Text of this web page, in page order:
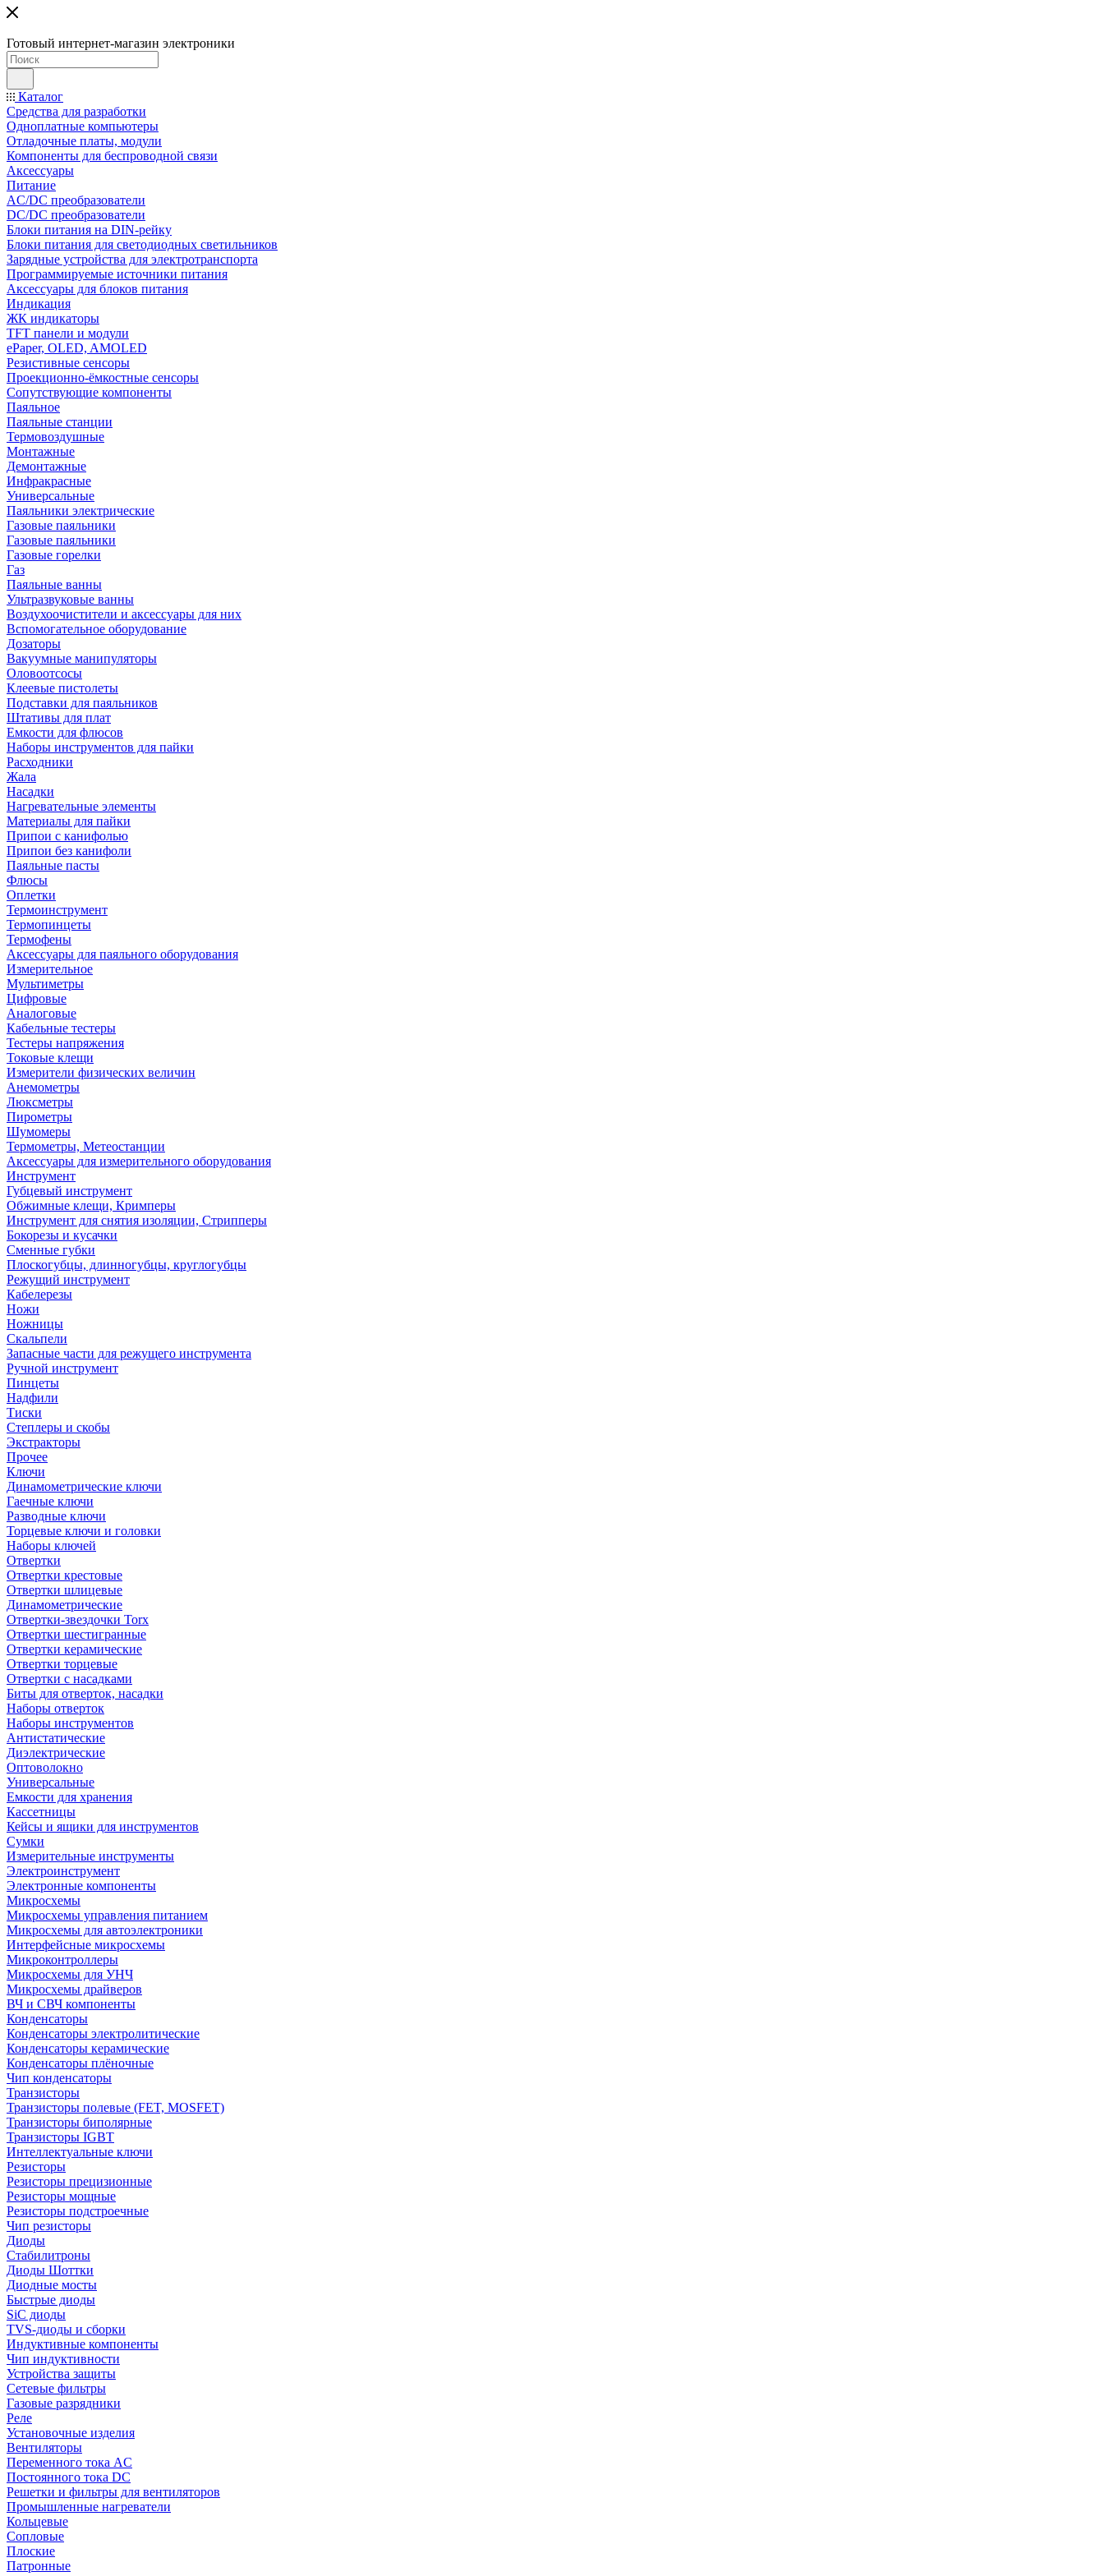
Готовый интернет-магазин электроники
Каталог
Средства для разработки
Одноплатные компьютеры
Отладочные платы, модули
Компоненты для беспроводной связи
Аксессуары
Питание
AC/DC преобразователи
DC/DC преобразователи
Блоки питания на DIN-рейку
Блоки питания для светодиодных светильников
Зарядные устройства для электротранспорта
Программируемые источники питания
Аксессуары для блоков питания
Индикация
ЖК индикаторы
TFT панели и модули
ePaper, OLED, AMOLED
Резистивные сенсоры
Проекционно-ёмкостные сенсоры
Сопутствующие компоненты
Паяльное
Паяльные станции
Термовоздушные
Монтажные
Демонтажные
Инфракрасные
Универсальные
Паяльники электрические
Газовые паяльники
Газовые паяльники
Газовые горелки
Газ
Паяльные ванны
Ультразвуковые ванны
Воздухоочистители и аксессуары для них
Вспомогательное оборудование
Дозаторы
Вакуумные манипуляторы
Оловоотсосы
Клеевые пистолеты
Подставки для паяльников
Штативы для плат
Емкости для флюсов
Наборы инструментов для пайки
Расходники
Жала
Насадки
Нагревательные элементы
Материалы для пайки
Припои с канифолью
Припои без канифоли
Паяльные пасты
Флюсы
Оплетки
Термоинструмент
Термопинцеты
Термофены
Аксессуары для паяльного оборудования
Измерительное
Мультиметры
Цифровые
Аналоговые
Кабельные тестеры
Тестеры напряжения
Токовые клещи
Измерители физических величин
Анемометры
Люксметры
Пирометры
Шумомеры
Термометры, Метеостанции
Аксессуары для измерительного оборудования
Инструмент
Губцевый инструмент
Обжимные клещи, Кримперы
Инструмент для снятия изоляции, Стрипперы
Бокорезы и кусачки
Сменные губки
Плоскогубцы, длинногубцы, круглогубцы
Режущий инструмент
Кабелерезы
Ножи
Ножницы
Скальпели
Запасные части для режущего инструмента
Ручной инструмент
Пинцеты
Надфили
Тиски
Степлеры и скобы
Экстракторы
Прочее
Ключи
Динамометрические ключи
Гаечные ключи
Разводные ключи
Торцевые ключи и головки
Наборы ключей
Отвертки
Отвертки крестовые
Отвертки шлицевые
Динамометрические
Отвертки-звездочки Torx
Отвертки шестигранные
Отвертки керамические
Отвертки торцевые
Отвертки с насадками
Биты для отверток, насадки
Наборы отверток
Наборы инструментов
Антистатические
Диэлектрические
Оптоволокно
Универсальные
Емкости для хранения
Кассетницы
Кейсы и ящики для инструментов
Сумки
Измерительные инструменты
Электроинструмент
Электронные компоненты
Микросхемы
Микросхемы управления питанием
Микросхемы для автоэлектроники
Интерфейсные микросхемы
Микроконтроллеры
Микросхемы для УНЧ
Микросхемы драйверов
ВЧ и СВЧ компоненты
Конденсаторы
Конденсаторы электролитические
Конденсаторы керамические
Конденсаторы плёночные
Чип конденсаторы
Транзисторы
Транзисторы полевые (FET, MOSFET)
Транзисторы биполярные
Транзисторы IGBT
Интеллектуальные ключи
Резисторы
Резисторы прецизионные
Резисторы мощные
Резисторы подстроечные
Чип резисторы
Диоды
Стабилитроны
Диоды Шоттки
Диодные мосты
Быстрые диоды
SiC диоды
TVS-диоды и сборки
Индуктивные компоненты
Чип индуктивности
Устройства защиты
Сетевые фильтры
Газовые разрядники
Реле
Установочные изделия
Вентиляторы
Переменного тока AC
Постоянного тока DC
Решетки и фильтры для вентиляторов
Промышленные нагреватели
Кольцевые
Сопловые
Плоские
Патронные